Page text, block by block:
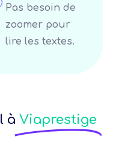
Pas besoin de
zoomer pour
lire les textes.
à Viaprestige